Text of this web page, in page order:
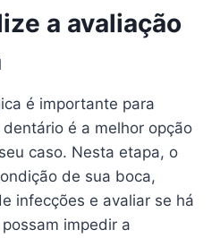
a avaliação
é importante para
é a melhor opção
caso. Nesta etapa, o
de sua boca,
infecções e avaliar se há
impedir a